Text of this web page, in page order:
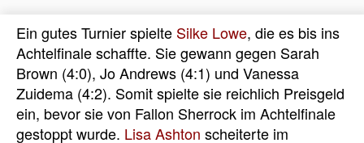
Ein gutes Turnier spielte Silke Lowe, die es bis ins
Achtelfinale schaffte. Sie gewann gegen Sarah
Brown (4:0), Jo Andrews (4:1) und Vanessa
Zuidema (4:2). Somit spielte sie reichlich Preisgeld
ein, bevor sie von Fallon Sherrock im Achtelfinale
gestoppt wurde. Lisa Ashton scheiterte im